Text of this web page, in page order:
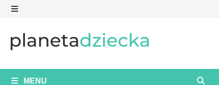
Skip
content
MENU